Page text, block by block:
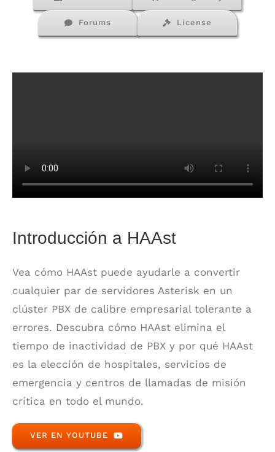
Forums License
Introducción a HAAst
Vea cómo HAAst puede ayudarle a convertir
cualquier par de servidores Asterisk en un
clúster PBX de calibre empresarial tolerante a
errores. Descubra cómo HAAst elimina el
tiempo de inactividad de PBX y por qué HAAst
es la elección de hospitales, servicios de
emergencia y centros de llamadas de misión
crítica en todo el mundo.
VER EN YOUTUBE